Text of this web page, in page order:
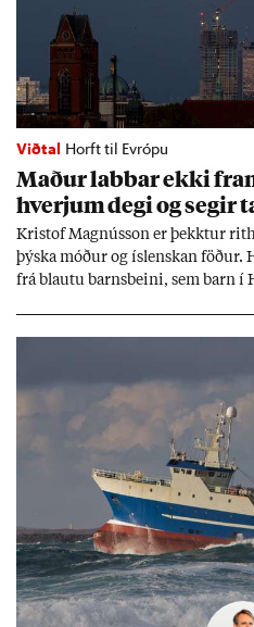
Viðtal Horft til Evrópu
Mað­ur labb­ar ekki
hverj­um degi og seg­ir
Kri­stof Magnús­son er þekkt­ur
þýska móð­ur og ís­lensk­an föð­ur.
frá blautu barns­beini, sem barn í